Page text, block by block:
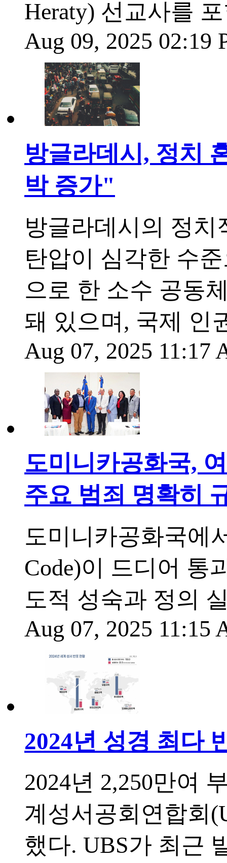
Heraty) 선교사를
Aug 09, 2025 02:19
방글라데시, 정치
박 증가"
방글라데시의 정
탄압이 심각한 수
으로 한 소수 공동
돼 있으며, 국제 인
Aug 07, 2025 11:17
도미니카공화국,
주요 범죄 명확히
도미니카공화국에
Code)이 드디어 통
도적 성숙과 정의
Aug 07, 2025 11:15
2024년 성경 최다
2024년 2,250만여
계성서공회연합회
했다. UBS가 최근